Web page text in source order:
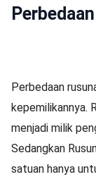
Perbedaan
kepemilikannya.
menjadi milik
Sedangkan
satuan hanya